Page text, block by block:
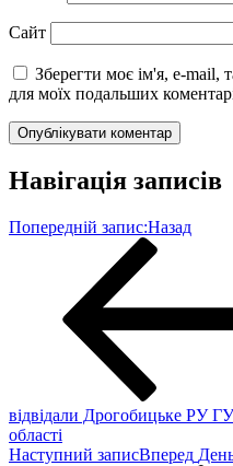
Сайт
Зберегти моє ім'я, e-mail,
для моїх подальших
Навігація записів
Попередній запис:Назад
відвідали Дрогобицьке РУ
області
Наступний записВперед